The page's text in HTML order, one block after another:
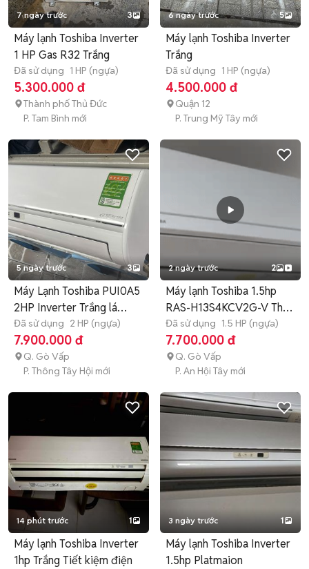
7 ngày trước 3
Máy lạnh Toshiba Inverter
1 HP Gas R32 Trắng
Đã sử dụng 1 HP (ngựa)
5.300.000 đ
Thành phố Thủ Đức
P. Tam Bình mới
6 ngày trước 5
Máy lạnh Toshiba Inverter
Trắng
Đã sử dụng 1 HP (ngựa)
4.500.000 đ
Quận 12
P. Trung Mỹ Tây mới
5 ngày trước 3
Máy Lạnh Toshiba PUI0A5
2HP Inverter Trắng lá
xanh
Đã sử dụng 2 HP (ngựa)
7.900.000 đ
Q. Gò Vấp
P. Thông Tây Hội mới
2 ngày trước 2
Máy lạnh Toshiba 1.5hp
RAS-H13S4KCV2G-V Thái
Lan
Đã sử dụng 1.5 HP (ngựa)
7.700.000 đ
Q. Gò Vấp
P. An Hội Tây mới
14 phút trước 1
Máy lạnh Toshiba Inverter
1hp Trắng Tiết kiệm điện
3 ngày trước 1
Máy lạnh Toshiba Inverter
1.5hp Platmaion